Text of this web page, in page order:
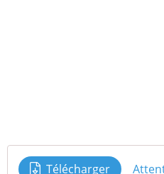
Télécharger